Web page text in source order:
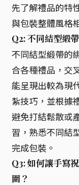
先了解禮品的特
與包裝整體風格
Q2: 不同結型緞
不同結型緞帶的
合各種禮品，交
能呈現出較為現
紮技巧，並根據
避免打結鬆散或
習，熟悉不同結
完成包裝。
Q3: 如何讓手寫
圍？